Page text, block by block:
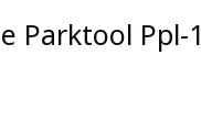
Parktool Ppl-1